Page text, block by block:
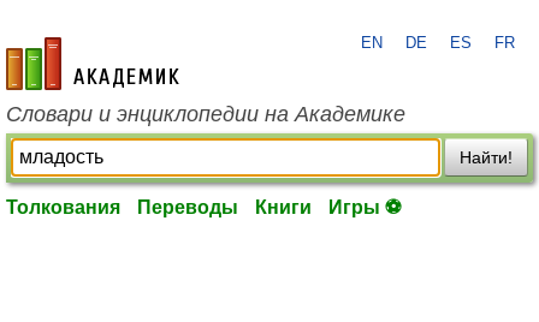
academic.ru
EN DE ES FR
Словари и энциклопедии на Академике
Найти!
Толкования Переводы Книги Игры ⚽